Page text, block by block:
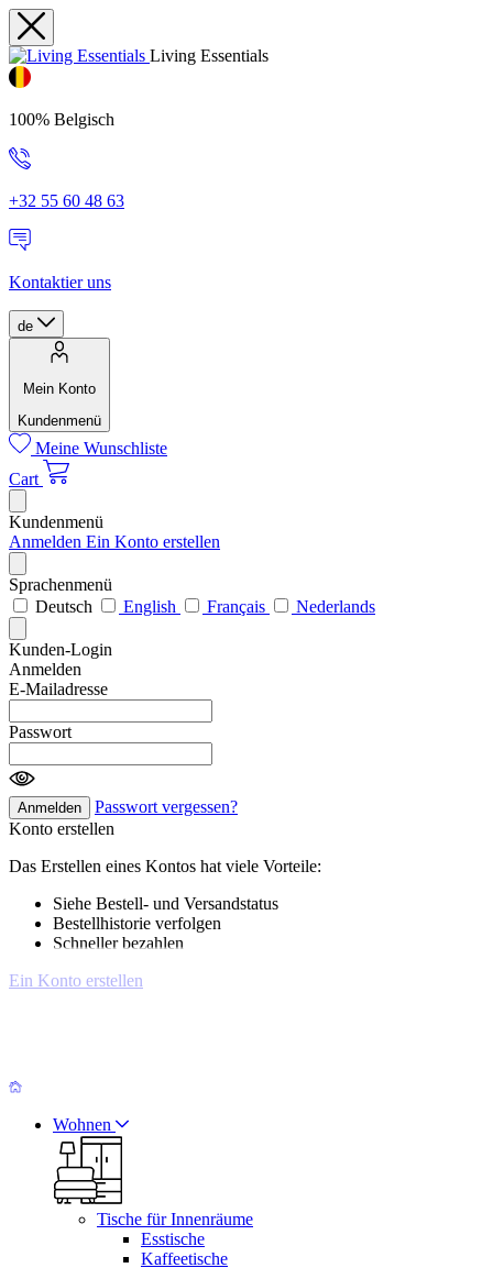
Living Essentials
100% Belgisch
+32 55 60 48 63
Kontaktier uns
de
Mein Konto
Kundenmenü
Meine Wunschliste
Cart
Kundenmenü
Anmelden Ein Konto erstellen
Sprachenmenü
Deutsch
English Français Nederlands
Kunden-Login
Anmelden
E-Mailadresse
Passwort
Anmelden
Passwort vergessen?
Konto erstellen
Das Erstellen eines Kontos hat viele Vorteile:
Siehe Bestell- und Versandstatus
Bestellhistorie verfolgen
Schneller bezahlen
Ein Konto erstellen
Wohnen
Tische für Innenräume
Esstische
Kaffeetische